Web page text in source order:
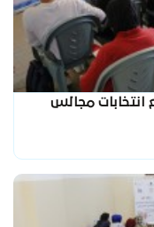
انتخابات مجالس